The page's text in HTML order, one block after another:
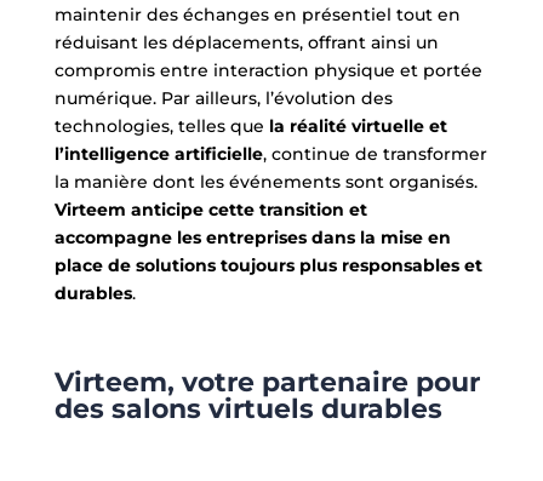
maintenir des échanges en présentiel tout en
réduisant les déplacements, offrant ainsi un
compromis entre interaction physique et portée
numérique. Par ailleurs, l’évolution des
technologies, telles que la réalité virtuelle et
l’intelligence artificielle, continue de transformer
la manière dont les événements sont organisés.
Virteem anticipe cette transition et
accompagne les entreprises dans la mise en
place de solutions toujours plus responsables et
durables.
Virteem, votre partenaire pour
des salons virtuels durables